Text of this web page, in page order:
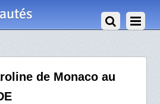
de Monaco au